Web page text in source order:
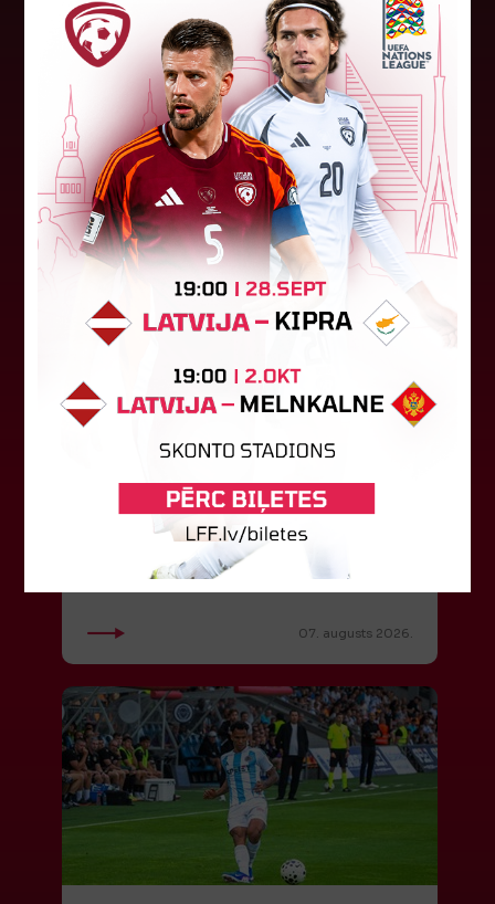
Latvijas klubs "Riga FC Women" sestdien UEFA
Čempionu līgas kvalifikācijas otrajā kārtā ar 1:4
piekāpās Lietuvas "Gintra". Ar šo spēli Latvijas
klubam beidzās eirokausu...
08. augusts 2026.
LFF DK 6. augusta lēmumi
Nr. DK 26/-38 Rīgā, 2026. gada 6. augustā.
Piedalās:Komitejas locekļi: Jevgenija
Tverjanoviča-Bore, Raivis Grīnbergs...
07. augusts 2026.